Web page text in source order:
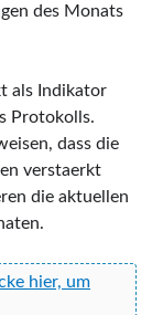
des Monats
als Indikator
Protokolls.
dass die
verstaerkt
die aktuellen
hier, um